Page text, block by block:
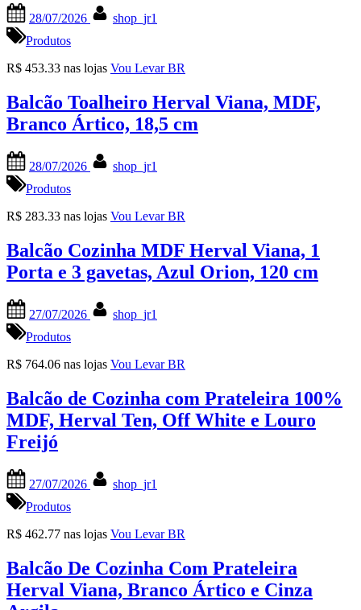
on
28/07/2026
shop_jr1
Produtos
R$ 453.33 nas lojas Vou Levar BR
Balcão Toalheiro Herval Viana, MDF,
Branco Ártico, 18,5 cm
on
28/07/2026
shop_jr1
Produtos
R$ 283.33 nas lojas Vou Levar BR
Balcão Cozinha MDF Herval Viana, 1
Porta e 3 gavetas, Azul Orion, 120 cm
on
27/07/2026
shop_jr1
Produtos
R$ 764.06 nas lojas Vou Levar BR
Balcão de Cozinha com Prateleira 100%
MDF, Herval Ten, Off White e Louro
Freijó
on
27/07/2026
shop_jr1
Produtos
R$ 462.77 nas lojas Vou Levar BR
Balcão De Cozinha Com Prateleira
Herval Viana, Branco Ártico e Cinza